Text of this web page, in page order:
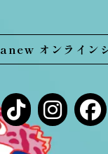
anew オンライン